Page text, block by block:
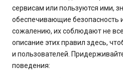
сервисам или пользуются ими,
обеспечивающие безопасность
сожалению, их соблюдают не
описание этих правил здесь,
и пользователей.
поведения: